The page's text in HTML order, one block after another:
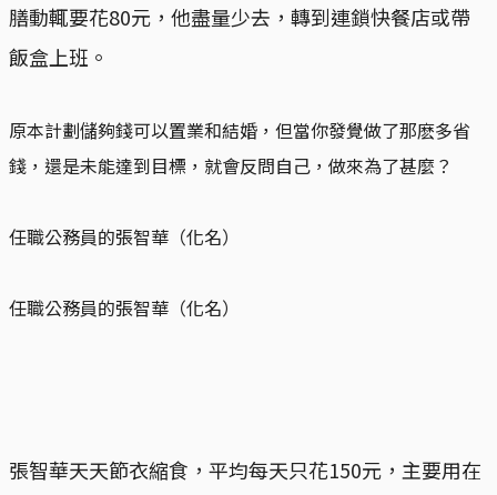
膳動輒要花80元，他盡量少去，轉到連鎖快餐店或帶
飯盒上班。
原本計劃儲夠錢可以置業和結婚，但當你發覺做了那麽多省
錢，還是未能達到目標，就會反問自己，做來為了甚麼？
任職公務員的張智華（化名）
任職公務員的張智華（化名）
張智華天天節衣縮食，平均每天只花150元，主要用在